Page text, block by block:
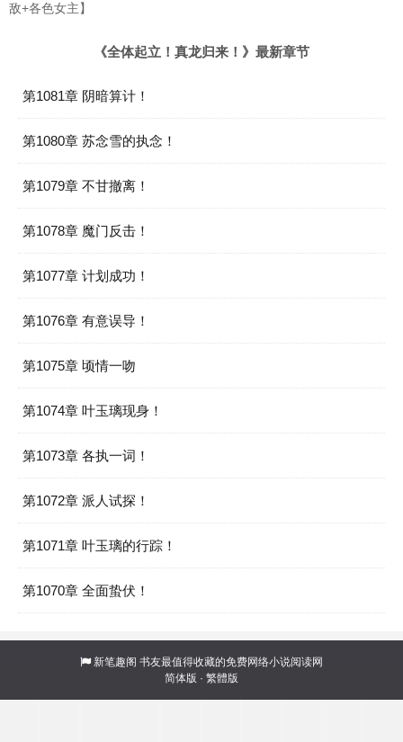
敌+各色女主】
《全体起立！真龙归来！》最新章节
第1081章 阴暗算计！
第1080章 苏念雪的执念！
第1079章 不甘撤离！
第1078章 魔门反击！
第1077章 计划成功！
第1076章 有意误导！
第1075章 顷情一吻
第1074章 叶玉璃现身！
第1073章 各执一词！
第1072章 派人试探！
第1071章 叶玉璃的行踪！
第1070章 全面蛰伏！
新笔趣阁 书友最值得收藏的免费网络小说阅读网
简体版 · 繁體版